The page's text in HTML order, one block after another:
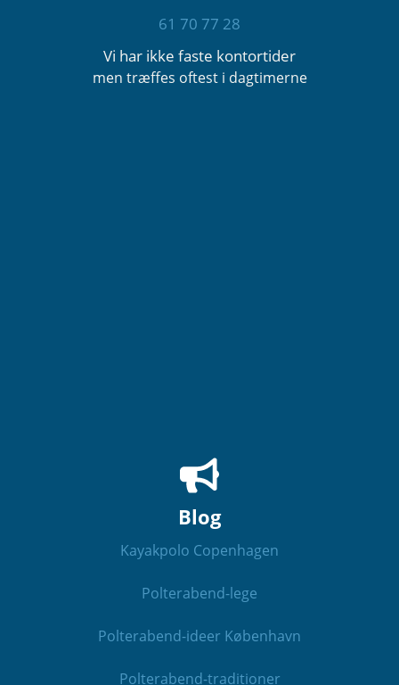
61 70 77 28
Vi har ikke faste kontortider
men træffes oftest i dagtimerne
Blog
Kayakpolo Copenhagen
Polterabend-lege
Polterabend-ideer København
Polterabend-traditioner